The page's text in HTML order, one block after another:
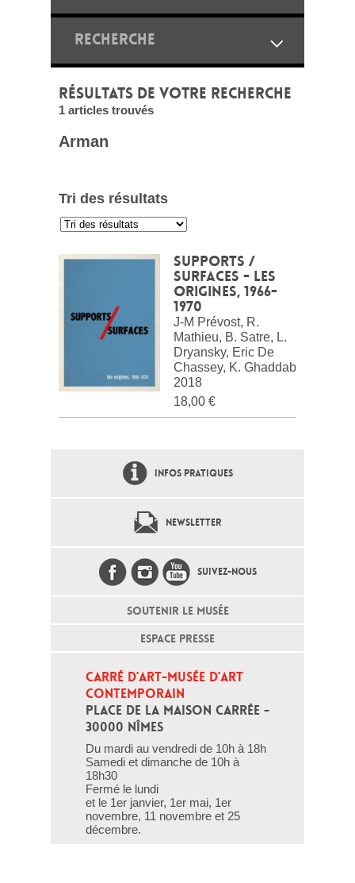
RECHERCHE
RÉSULTATS DE VOTRE RECHERCHE
1 articles trouvés
Arman
Tri des résultats
Supports /
surfaces - Les
origines, 1966-
1970
J-M Prévost, R.
Mathieu, B. Satre, L.
Dryansky, Eric De
Chassey, K. Ghaddab
2018
18,00 €
INFOS PRATIQUES
NEWSLETTER
SUIVEZ-NOUS
SOUTENIR LE MUSÉE
ESPACE PRESSE
CARRÉ D’ART-MUSÉE D’ART
CONTEMPORAIN
PLACE DE LA MAISON CARRÉE -
30000 NÎMES
Du mardi au vendredi de 10h à 18h
Samedi et dimanche de 10h à
18h30
Fermé le lundi
et le 1er janvier, 1er mai, 1er
novembre, 11 novembre et 25
décembre.